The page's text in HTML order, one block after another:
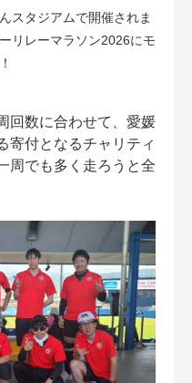
スタジアムで開催されま
リレーマラソン2026にモ
回数に合わせて、愛媛
寄付となるチャリティ
周でも多く走ろうと全